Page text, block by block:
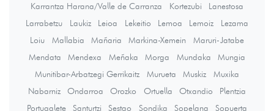
Karrantza Harana/Valle de Carranza
Kortezubi
Lanestosa
Larrabetzu
Laukiz Leioa Lekeitio Lemoa Lemoiz
Lezama
Loiu
Mallabia Mañaria Markina-Xemein
Maruri-Jatabe
Mendata
Mendexa Meñaka Morga Mundaka
Mungia
Munitibar-Arbatzegi Gerrikaitz
Murueta Muskiz
Muxika
Nabarniz
Ondarroa Orozko Ortuella Otxandio
Plentzia
Portugalete
Santurtzi Sestao Sondika Sopelana
Sopuerta